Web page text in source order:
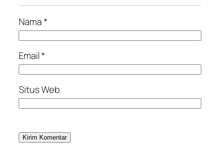
Nama*
Email*
Situs Web